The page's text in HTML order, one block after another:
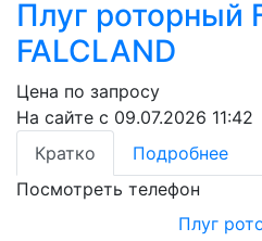
Плуг роторный
FALCLAND
Цена по запросу
На сайте с 09.07.2026 11:42
Кратко
Подробнее
Посмотреть телефон
Плуг